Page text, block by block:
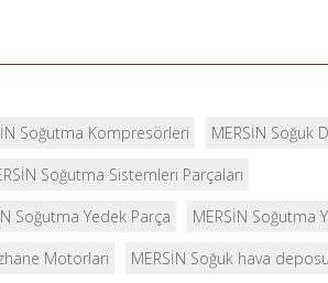
Soğutma Kompresörleri
MERSİN Soğuk
Soğutma Sistemleri Parçaları
Soğutma Yedek Parça
MERSİN Soğutma
Motorları
MERSİN Soğuk hava deposu